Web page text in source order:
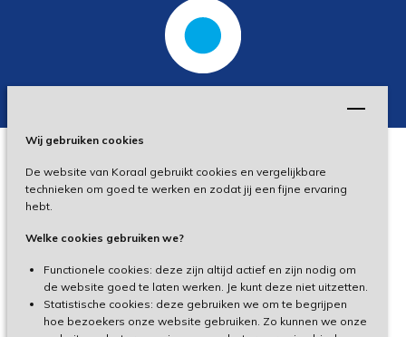
Wij gebruiken cookies
De website van Koraal gebruikt cookies en vergelijkbare
technieken om goed te werken en zodat jij een fijne ervaring
hebt.
Welke cookies gebruiken we?
Functionele cookies: deze zijn altijd actief en zijn nodig om
de website goed te laten werken. Je kunt deze niet uitzetten.
Statistische cookies: deze gebruiken we om te begrijpen
hoe bezoekers onze website gebruiken. Zo kunnen we onze
Privacy
Toegankelijkheid
Cliëntenportaal